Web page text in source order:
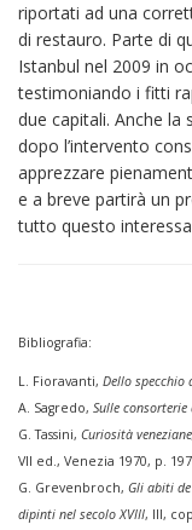
riportati ad una
di restauro. Parte di
Istanbul nel 2009 in
testimoniando i fitti
due capitali. Anche la
dopo l’intervento
apprezzare
e a breve partirà un
tutto questo
Bibliografia:
L. Fioravanti, Dello specchio
A. Sagredo, Sulle
G. Tassini, Curiosità
VII ed., Venezia 1970, p.
G. Grevenbroch, Gli abiti
dipinti nel secolo XVIII, III,